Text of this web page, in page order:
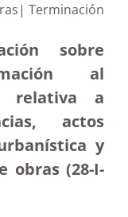
Terminación
sobre
al
relativa a
actos
y
obras (28-I-